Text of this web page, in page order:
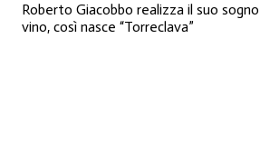
Roberto Giacobbo realizza il suo
vino, così nasce “Torreclava”